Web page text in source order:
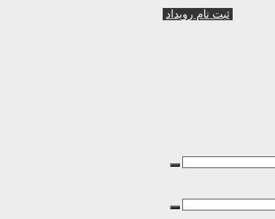
ثبت نام رویداد